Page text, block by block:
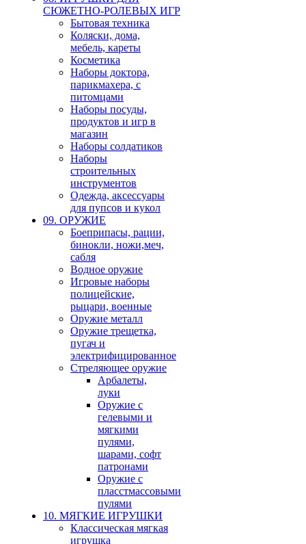
СЮЖЕТНО-РОЛЕВЫХ ИГР
Бытовая техника
Коляски, дома,
мебель, кареты
Косметика
Наборы доктора,
парикмахера, с
питомцами
Наборы посуды,
продуктов и игр в
магазин
Наборы солдатиков
Наборы
строительных
инструментов
Одежда, аксессуары
для пупсов и кукол
09. ОРУЖИЕ
Боеприпасы, рации,
бинокли, ножи,меч,
сабля
Водное оружие
Игровые наборы
полицейские,
рыцари, военные
Оружие металл
Оружие трещетка,
пугач и
электрифицированное
Стреляющее оружие
Арбалеты,
луки
Оружие с
гелевыми и
мягкими
пулями,
шарами, софт
патронами
Оружие с
пласстмассовыми
пулями
10. МЯГКИЕ ИГРУШКИ
Классическая мягкая
игрушка